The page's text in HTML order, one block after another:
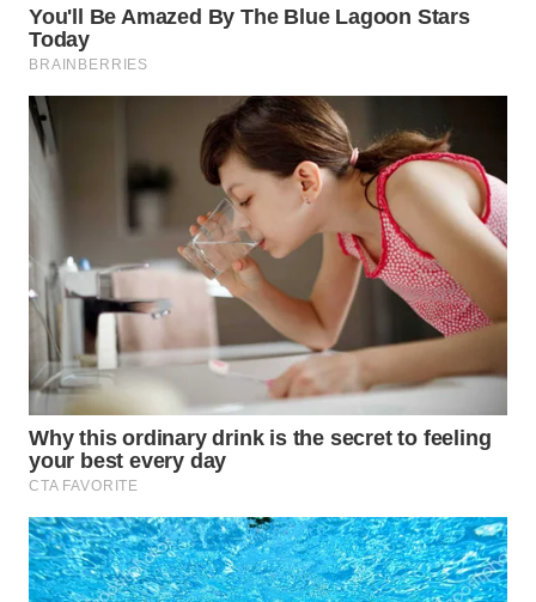
WN
TANJUNG
WN
SIMALUNGUN
WN
LABUHANBATU
WN
TAPANULI
TENGAH
WN DELI
SERDANG